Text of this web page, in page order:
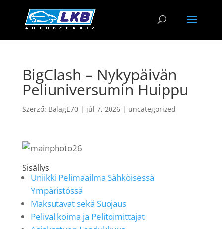
BigClash – Nykypäivän
Peliuniversumin Huippu
Szerző: BalagE70| júl 7, 2026| uncategorized
Sisällys
Uniikki Pelimaailma Sähköisessä
Ympäristössä
Maksutavat sekä Suojaus
Pelivalikoima ja Pelitoimittajat